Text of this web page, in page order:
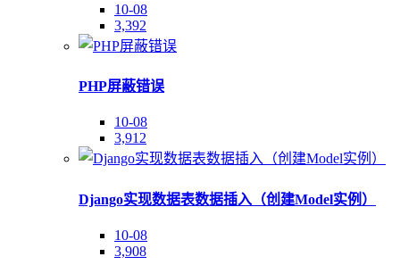
10-08
3,392
PHP屏蔽错误
10-08
3,912
Django实现数据表数据插入（创建Model实例）
10-08
3,908